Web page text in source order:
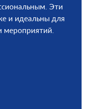
Эти
и идеальны для
мероприятий.